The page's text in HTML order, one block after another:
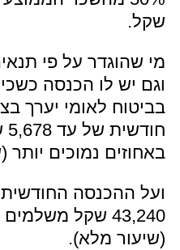
שקל.
מי שהוגדר על פי
וגם יש לו הכנסה
בביטוח לאומי יערך
באחוזים נמוכים יותר
43,240 שקל
(שיעור מלא).